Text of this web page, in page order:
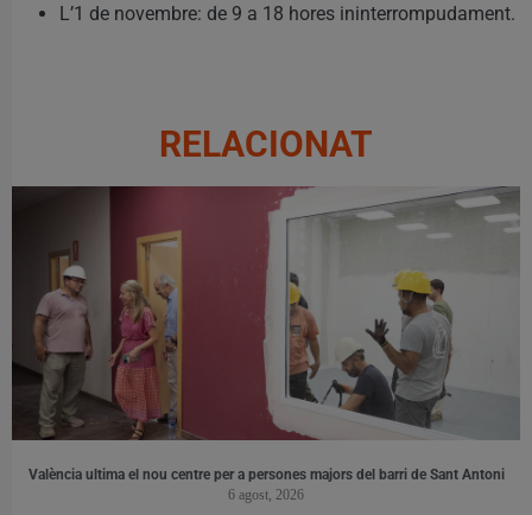
L’1 de novembre: de 9 a 18 hores ininterrompudament.
RELACIONAT
València ultima el nou centre per a persones majors del barri de Sant Antoni
6 agost, 2026